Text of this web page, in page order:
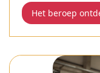
Het beroep